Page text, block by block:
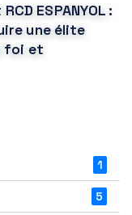
ESPANYOL :
une élite
foi et
1
5